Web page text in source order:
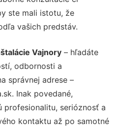
ste mali istotu, že
vašich predstáv.
Vajnory – hľadáte
odbornosti a
správnej adrese –
Inak povedané,
profesionalitu, serióznosť a
kontaktu až po samotné